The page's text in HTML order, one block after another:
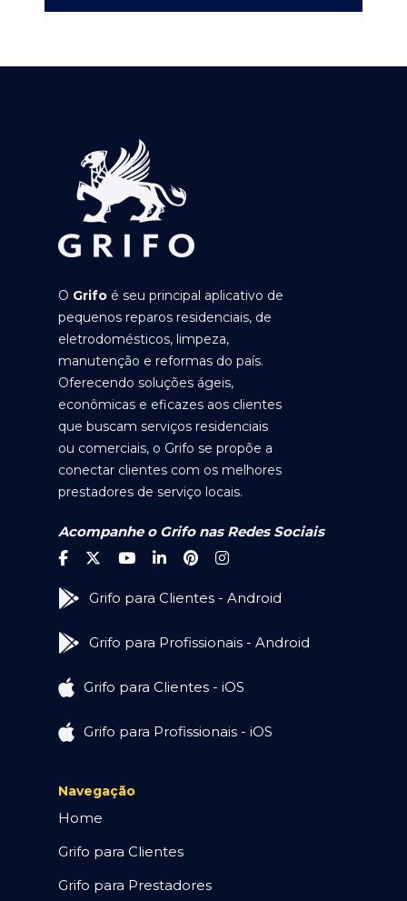
O Grifo é seu principal aplicativo de
pequenos reparos residenciais, de
eletrodomésticos, limpeza,
manutenção e reformas do país.
Oferecendo soluções ágeis,
econômicas e eficazes aos clientes
que buscam serviços residenciais
ou comerciais, o Grifo se propõe a
conectar clientes com os melhores
prestadores de serviço locais.
Acompanhe o Grifo nas Redes Sociais
Grifo para Clientes - Android
Grifo para Profissionais - Android
Grifo para Clientes - iOS
Grifo para Profissionais - iOS
Navegação
Home
Grifo para Clientes
Grifo para Prestadores